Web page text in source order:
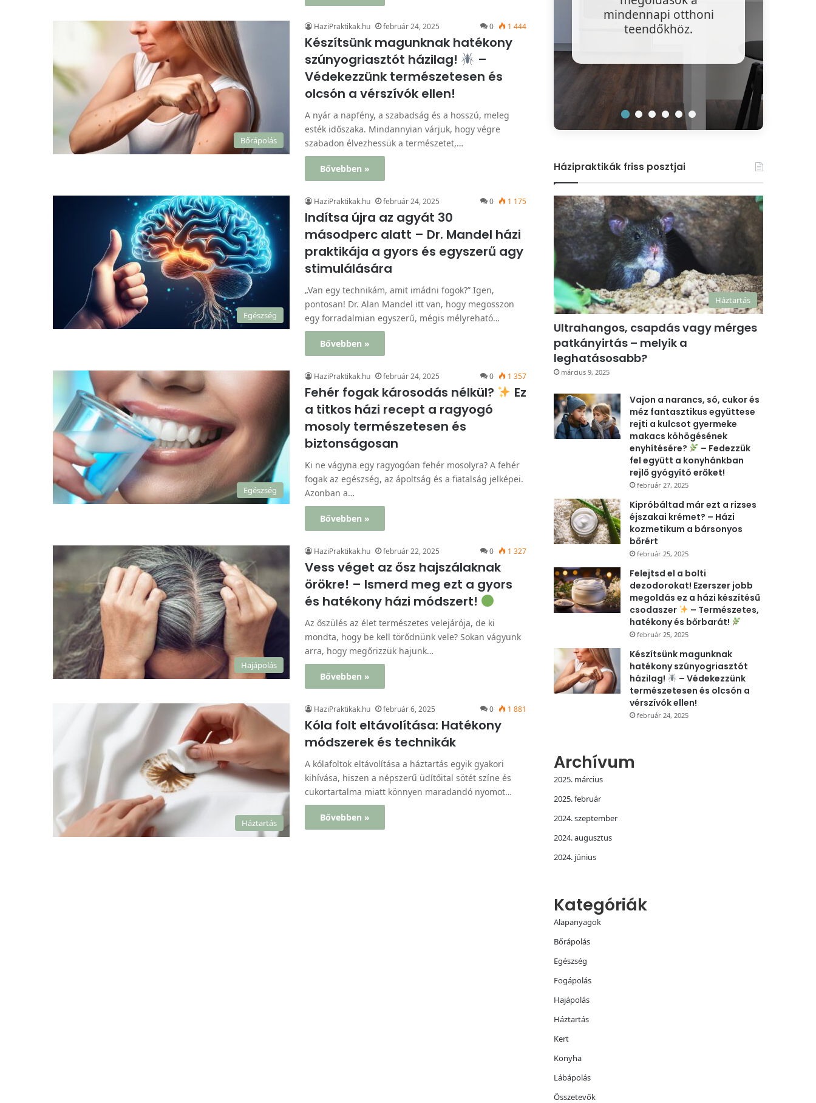
Bőrápolás
HaziPraktikak.hu február 24, 2025 0 1 444
Készítsünk magunknak hatékony
szúnyogriasztót házilag!
–
Védekezzünk természetesen és
olcsón a vérszívók ellen!
A nyár a napfény, a szabadság és a hosszú, meleg
esték időszaka. Mindannyian várjuk, hogy végre
szabadon élvezhessük a természetet,…
Bővebben »
Egészség
HaziPraktikak.hu február 24, 2025 0 1 175
Indítsa újra az agyát 30
másodperc alatt – Dr. Mandel házi
praktikája a gyors és egyszerű agy
stimulálására
„Van egy technikám, amit imádni fogok?” Igen,
pontosan! Dr. Alan Mandel itt van, hogy megosszon
egy forradalmian egyszerű, mégis mélyreható…
Bővebben »
Egészség
HaziPraktikak.hu február 24, 2025 0 1 357
Fehér fogak károsodás nélkül?
Ez
a titkos házi recept a ragyogó
mosoly természetesen és
biztonságosan
Ki ne vágyna egy ragyogóan fehér mosolyra? A fehér
fogak az egészség, az ápoltság és a fiatalság jelképei.
Azonban a…
Bővebben »
Hajápolás
HaziPraktikak.hu február 22, 2025 0 1 327
Vess véget az ősz hajszálaknak
örökre! – Ismerd meg ezt a gyors
és hatékony házi módszert!
Az őszülés az élet természetes velejárója, de ki
mondta, hogy be kell törődnünk vele? Sokan vágyunk
arra, hogy megőrizzük hajunk…
Bővebben »
Háztartás
HaziPraktikak.hu február 6, 2025 0 1 881
Kóla folt eltávolítása: Hatékony
módszerek és technikák
A kólafoltok eltávolítása a háztartás egyik gyakori
kihívása, hiszen a népszerű üdítőital sötét színe és
cukortartalma miatt könnyen maradandó nyomot…
Bővebben »
mindennapi otthoni
teendőkhöz.
Házipraktikák friss posztjai
Háztartás
Ultrahangos, csapdás vagy mérges
patkányirtás – melyik a
leghatásosabb?
március 9, 2025
Vajon a narancs, só, cukor és
méz fantasztikus együttese
rejti a kulcsot gyermeke
makacs köhögésének
enyhítésére?
– Fedezzük
fel együtt a konyhánkban
rejlő gyógyító erőket!
február 27, 2025
Kipróbáltad már ezt a rizses
éjszakai krémet? – Házi
kozmetikum a bársonyos
bőrért
február 25, 2025
Felejtsd el a bolti
dezodorokat! Ezerszer jobb
megoldás ez a házi készítésű
csodaszer
– Természetes,
hatékony és bőrbarát!
február 25, 2025
Készítsünk magunknak
hatékony szúnyogriasztót
házilag!
– Védekezzünk
természetesen és olcsón a
vérszívók ellen!
február 24, 2025
Archívum
2025. március
2025. február
2024. szeptember
2024. augusztus
2024. június
Kategóriák
Alapanyagok
Bőrápolás
Egészség
Fogápolás
Hajápolás
Háztartás
Kert
Konyha
Lábápolás
Összetevők